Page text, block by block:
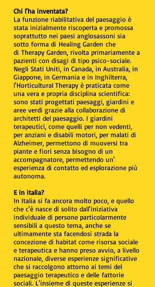
Chi l'ha inventata?
La funzione riabilitativa del paesaggio è
stata inizialmente riscoperta e promossa
soprattutto nei paesi anglosassoni sia
sotto forma di Healing Garden che
di Therapy Garden, rivolta primariamente a
pazienti con disagi di tipo psico-sociale.
Negli Stati Uniti, in Canada, in Australia, in
Giappone, in Germania e in Inghilterra,
l'Horticultural Therapy è praticata come
una vera e propria disciplina scientifica:
sono stati progettati paesaggi, giardini e
aree verdi grazie alla collaborazione di
architetti del paesaggio. I giardini
terapeutici, come quelli per non vedenti,
per anziani e disabili motori, per malati di
Alzheimer, permettono di muoversi tra
piante e fiori senza bisogno di un
accompagnatore, permettendo un'
esperienza di contatto ed esplorazione più
autonoma.
E in italia?
In Italia si fa ancora molto poco, e quello
che c'è nasce di solito dall'iniziativa
individuale di persone particolarmente
sensibili a questo tema, anche se
ultimamente sta facendosi strada la
concezione di habitat come risorsa sociale
e terapeutica e hanno preso avvio, a livello
nazionale, diverse esperienze significative
che si raccolgono attorno ai temi del
paesaggio terapeutico e delle fattorie
sociali. L'insieme di queste esperienze si